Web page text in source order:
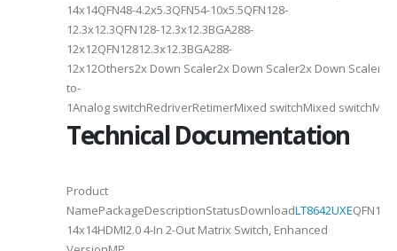
14x14QFN48-4.2x5.3QFN54-10x5.5QFN128-
12.3x12.3QFN128-12.3x12.3BGA288-
12x12QFN12812.3x12.3BGA288-
12x12Others2x Down Scaler2x Down Scaler2x Down Scaler//
to-
1Analog switchRedriverRetimerMixed switchMixed
Technical Documentation
Product
NamePackageDescriptionStatusDownloadLT8642UXEQFN128-
14x14HDMI2.0 4-In 2-Out Matrix Switch, Enhanced